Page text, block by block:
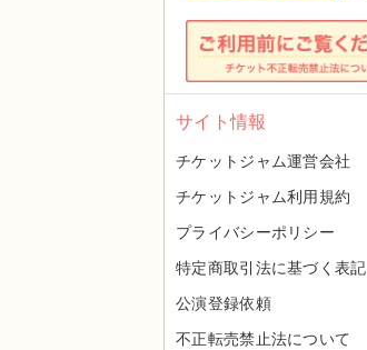
サイト情報
チケットジャム運営会社
チケットジャム利用規約
プライバシーポリシー
特定商取引法に基づく表記
公演登録依頼
不正転売禁止法について